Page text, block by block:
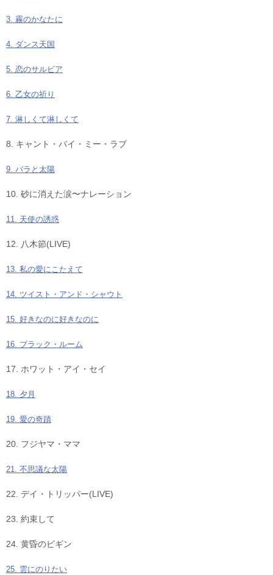
3. 霧のかなたに
4. ダンス天国
5. 恋のサルビア
6. 乙女の祈り
7. 淋しくて淋しくて
8. キャント・バイ・ミー・ラブ
9. バラと太陽
10. 砂に消えた涙〜ナレーション
11. 天使の誘惑
12. 八木節(LIVE)
13. 私の愛にこたえて
14. ツイスト・アンド・シャウト
15. 好きなのに好きなのに
16. ブラック・ルーム
17. ホワット・アイ・セイ
18. 夕月
19. 愛の奇蹟
20. フジヤマ・ママ
21. 不思議な太陽
22. デイ・トリッパー(LIVE)
23. 約束して
24. 黄昏のビギン
25. 雲にのりたい